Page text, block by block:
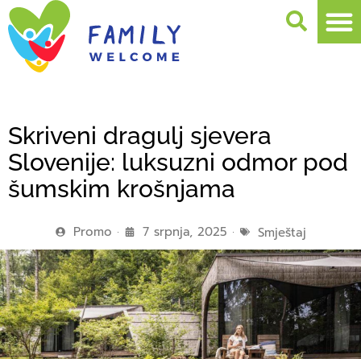
Skriveni dragulj sjevera
Slovenije: luksuzni odmor pod
šumskim krošnjama
Promo 7 srpnja, 2025 Smještaj